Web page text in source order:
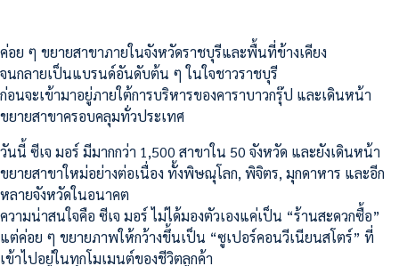
ค่อย ๆ ขยายสาขาภายในจังหวัดราชบุรีและพื้นที่ข้างเคียง
จนกลายเป็นแบรนด์อันดับต้น ๆ ในใจชาวราชบุรี
ก่อนจะเข้ามาอยู่ภายใต้การบริหารของคาราบาวกรุ๊ป และเดินหน้า
ขยายสาขาครอบคลุมทั่วประเทศ
วันนี้ ซีเจ มอร์ มีมากกว่า 1,500 สาขาใน 50 จังหวัด และยังเดินหน้า
ขยายสาขาใหม่อย่างต่อเนื่อง ทั้งพิษณุโลก, พิจิตร, มุกดาหาร และอีก
หลายจังหวัดในอนาคต
ความน่าสนใจคือ ซีเจ มอร์ ไม่ได้มองตัวเองแค่เป็น “ร้านสะดวกซื้อ”
แต่ค่อย ๆ ขยายภาพให้กว้างขึ้นเป็น “ซูเปอร์คอนวีเนียนสโตร์” ที่
เข้าไปอยู่ในทุกโมเมนต์ของชีวิตลูกค้า